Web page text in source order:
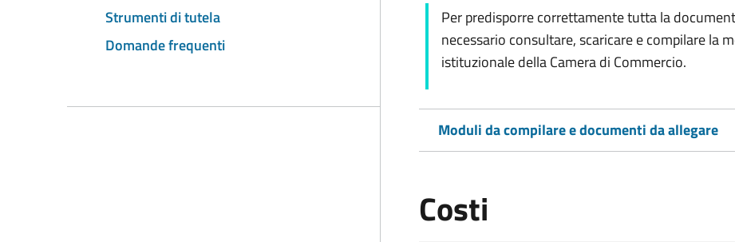
Strumenti di tutela
Domande frequenti
Per predisporre correttamente tutta la
necessario consultare, scaricare e compilare la
istituzionale della Camera di Commercio.
Moduli da compilare e documenti da allegare
Costi